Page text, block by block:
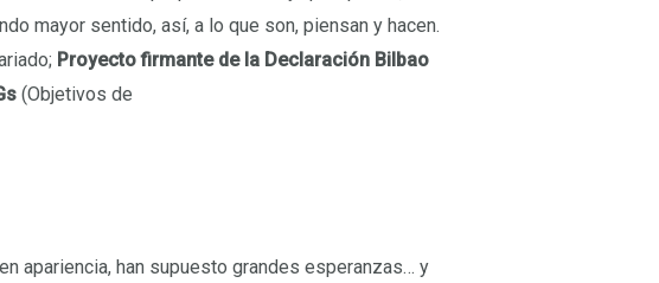
mayor sentido, así, a lo que son, piensan y hacen.
Proyecto firmante de la Declaración Bilbao
(Objetivos de
apariencia, han supuesto grandes esperanzas… y